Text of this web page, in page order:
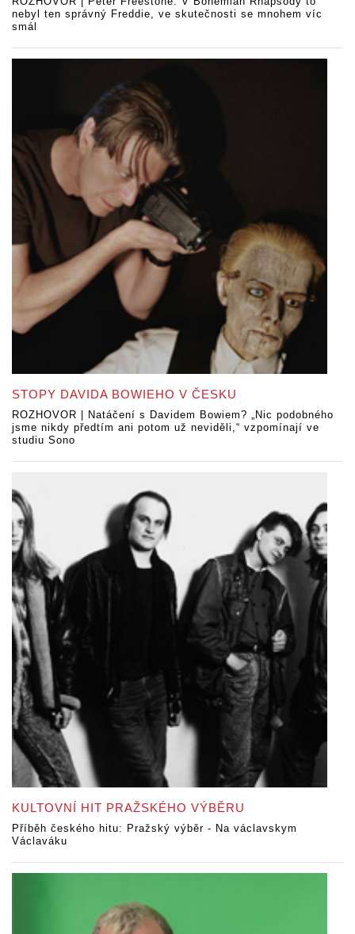
nebyl ten správný Freddie, ve skutečnosti se mnohem víc
smál
STOPY DAVIDA BOWIEHO V ČESKU
ROZHOVOR | Natáčení s Davidem Bowiem? „Nic podobného
jsme nikdy předtím ani potom už neviděli,“ vzpomínají ve
studiu Sono
KULTOVNÍ HIT PRAŽSKÉHO VÝBĚRU
Příběh českého hitu: Pražský výběr - Na václavskym
Václaváku